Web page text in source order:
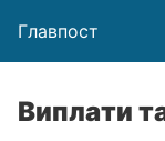
Главпост
Виплати